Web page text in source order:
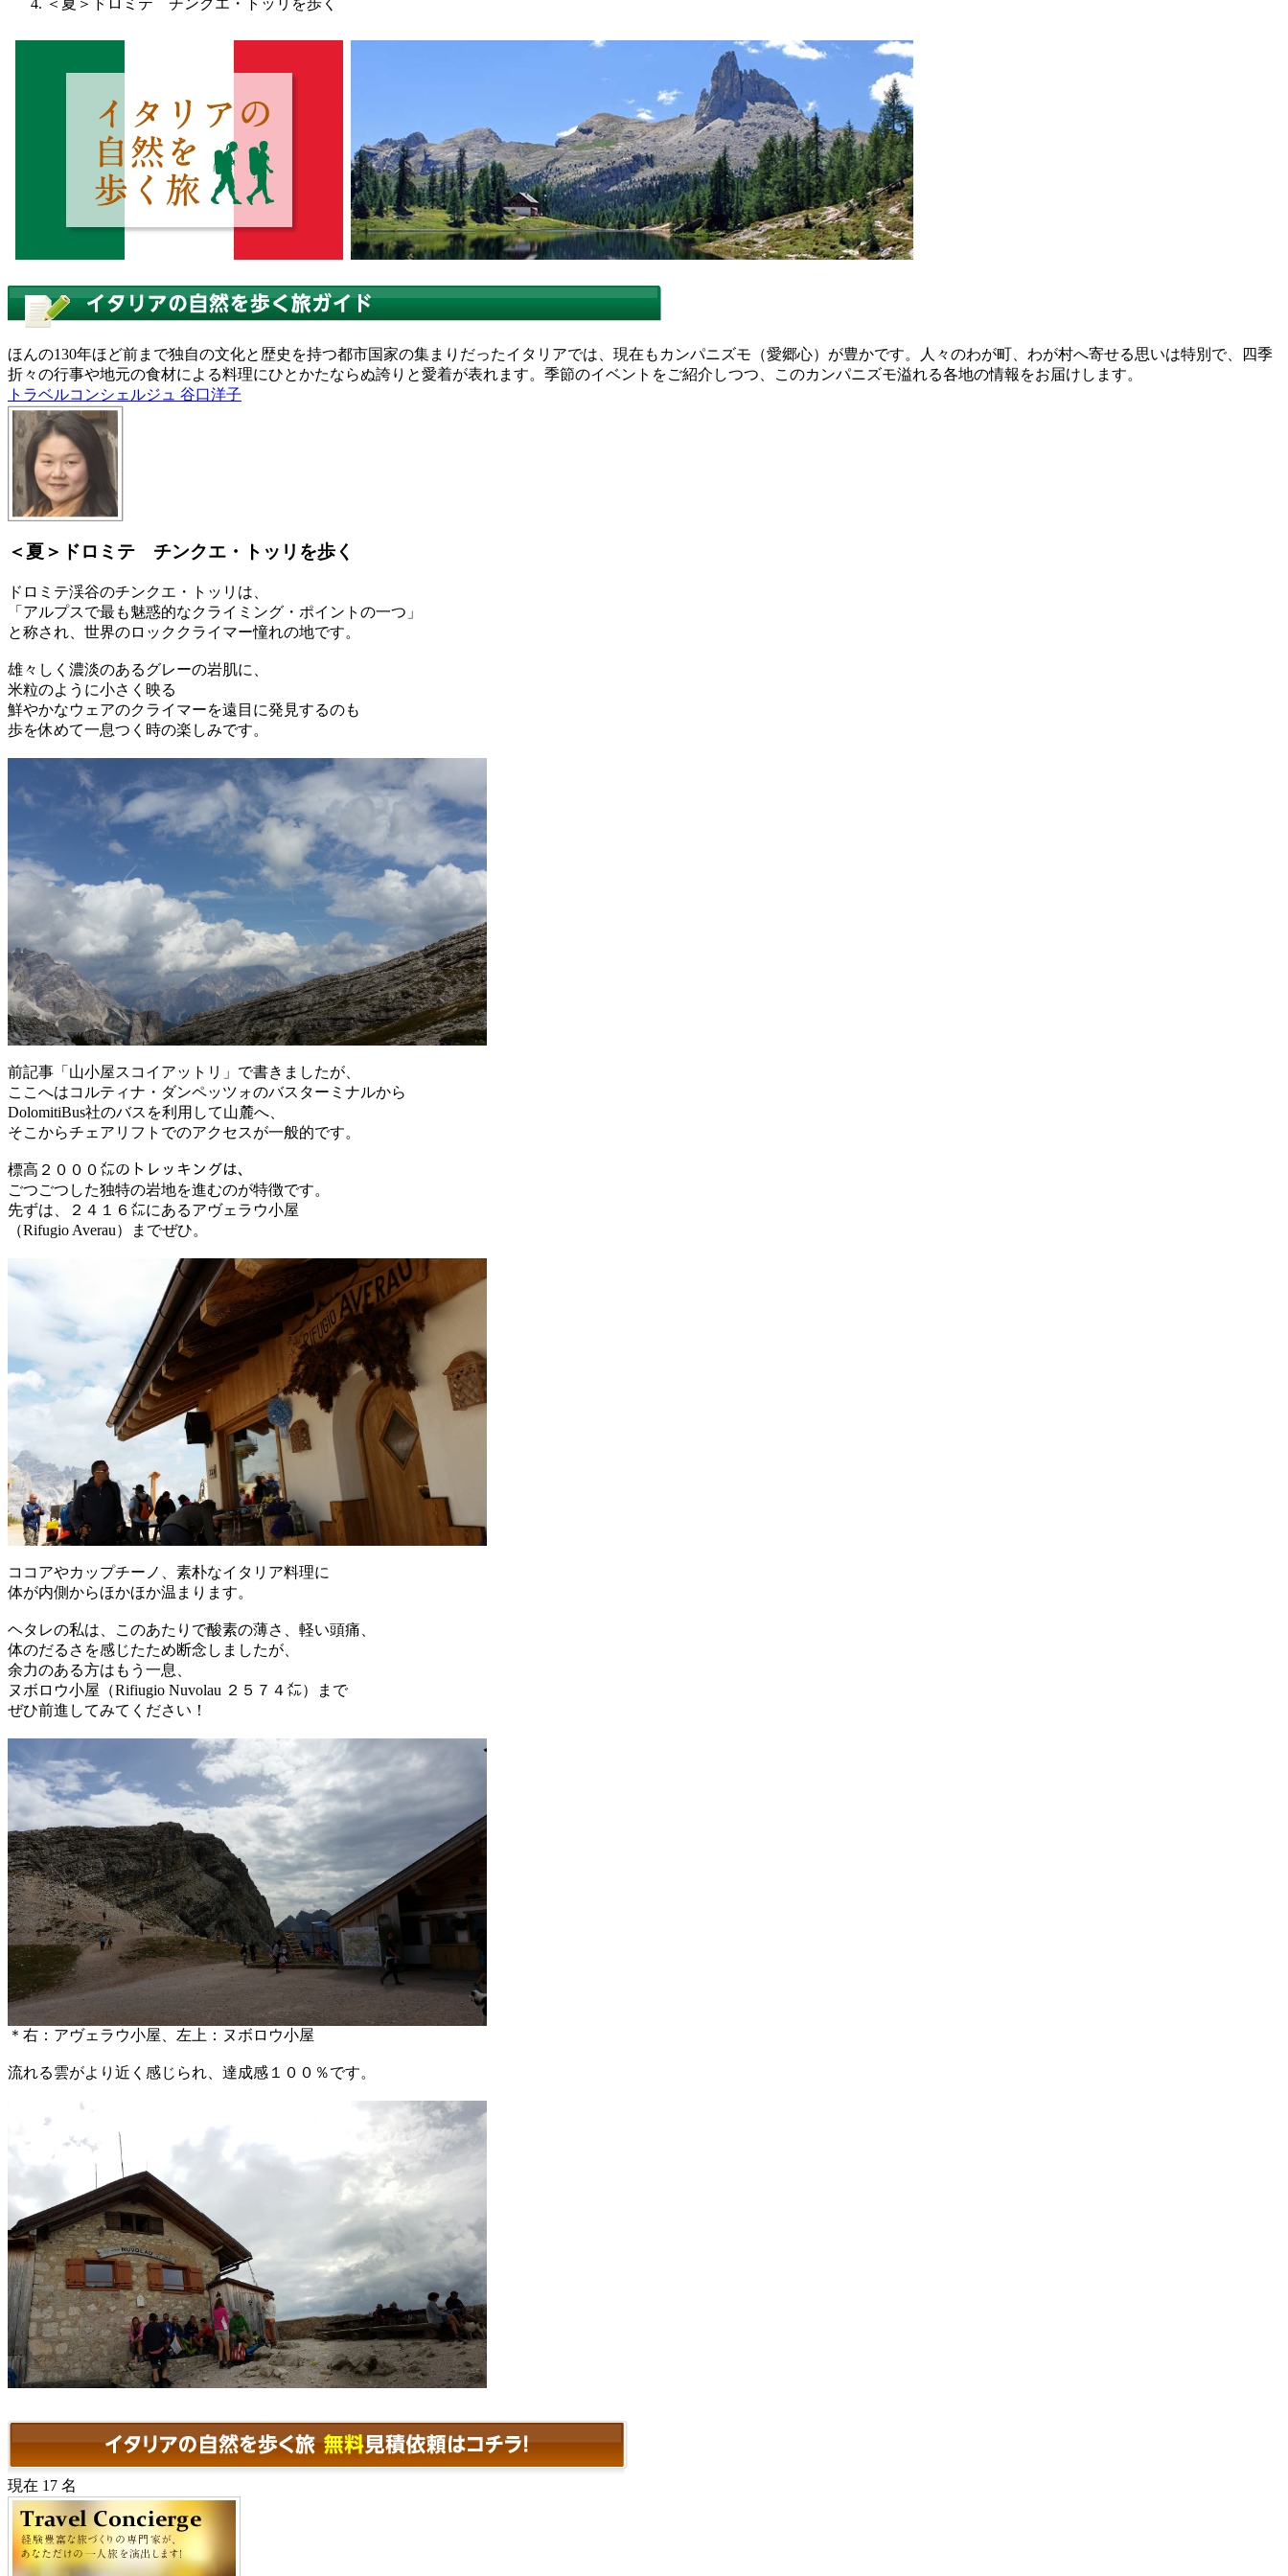
ほんの130年ほど前まで独自の文化と歴史を持つ都市国家の集まりだったイタリアでは、現在もカンパニズモ（愛郷心）が豊かです。人々のわが町、わが村へ寄せる思いは特別で、四季
折々の行事や地元の食材による料理にひとかたならぬ誇りと愛着が表れます。季節のイベントをご紹介しつつ、このカンパニズモ溢れる各地の情報をお届けします。
トラベルコンシェルジュ 谷口洋子
＜夏＞ドロミテ チンクエ・トッリを歩く
ドロミテ渓谷のチンクエ・トッリは、
「アルプスで最も魅惑的なクライミング・ポイントの一つ」
と称され、世界のロッククライマー憧れの地です。
雄々しく濃淡のあるグレーの岩肌に、
米粒のように小さく映る
鮮やかなウェアのクライマーを遠目に発見するのも
歩を休めて一息つく時の楽しみです。
前記事「山小屋スコイアットリ」で書きましたが、
ここへはコルティナ・ダンペッツォのバスターミナルから
DolomitiBus社のバスを利用して山麓へ、
そこからチェアリフトでのアクセスが一般的です。
標高２０００㍍のトレッキングは、
ごつごつした独特の岩地を進むのが特徴です。
先ずは、２４１６㍍にあるアヴェラウ小屋
（Rifugio Averau）までぜひ。
ココアやカップチーノ、素朴なイタリア料理に
体が内側からほかほか温まります。
ヘタレの私は、このあたりで酸素の薄さ、軽い頭痛、
体のだるさを感じたため断念しましたが、
余力のある方はもう一息、
ヌボロウ小屋（Rifiugio Nuvolau ２５７４㍍）まで
ぜひ前進してみてください！
＊右：アヴェラウ小屋、左上：ヌボロウ小屋
流れる雲がより近く感じられ、達成感１００％です。
現在 17 名